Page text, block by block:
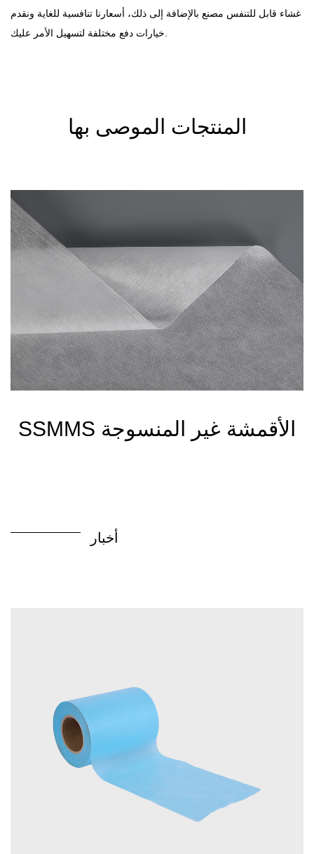
غشاء قابل للتنفس مصنع بالإضافة إلى ذلك، أسعارنا تنافسية للغاية ونقدم
خيارات دفع مختلفة لتسهيل الأمر عليك.
المنتجات الموصى بها
SSMMS الأقمشة غير المنسوجة
أخبار